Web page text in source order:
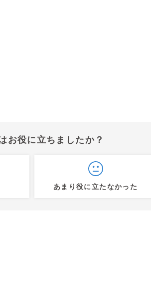
お役に立ちましたか？
あまり役に立たなかった